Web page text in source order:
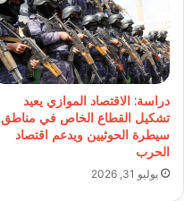
دراسة: الاقتصاد الموازي يعيد
تشكيل القطاع الخاص في مناطق
سيطرة الحوثيين ويدعم اقتصاد
الحرب
يوليو 31, 2026